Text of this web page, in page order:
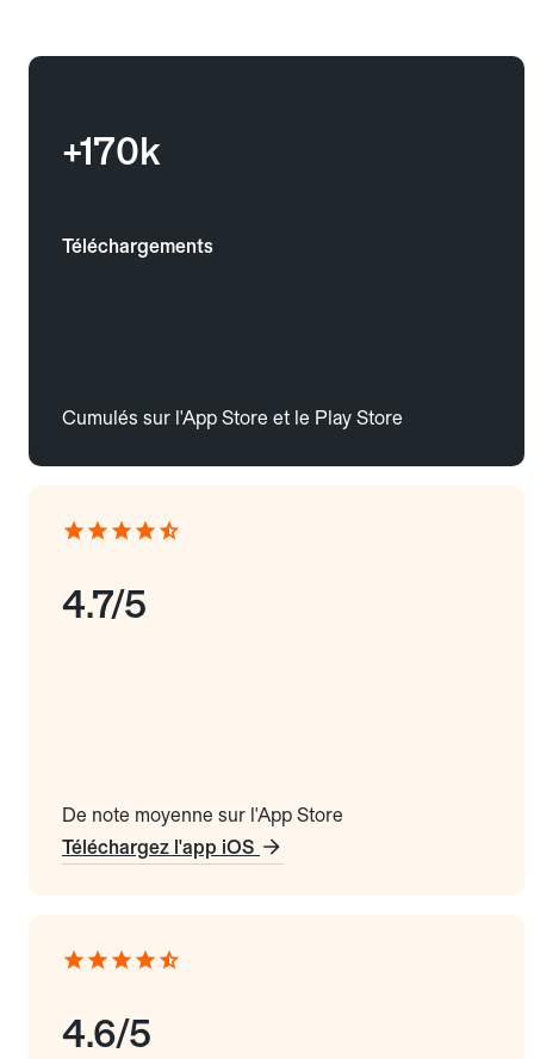
+170k
Téléchargements
Cumulés sur l'App Store et le Play Store
4.7/5
De note moyenne sur l'App Store
Téléchargez l'app iOS
4.6/5